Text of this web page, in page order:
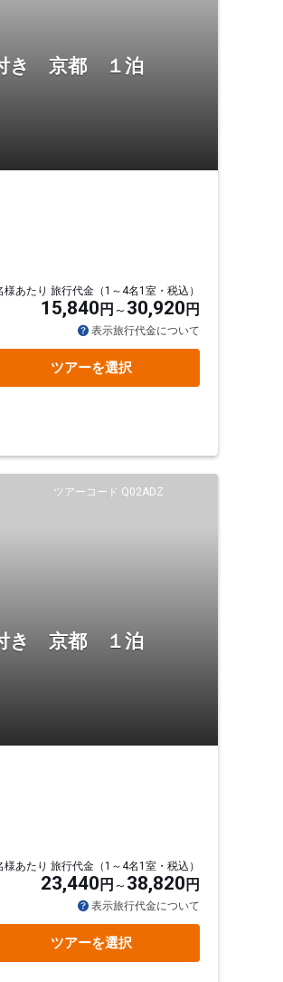
付き 京都 １泊
様あたり 旅行代金（1～4名1室・税込）
15,840 円 30,920 円
表示旅行代金について
ツアーを選択
ツアーコード Q02ADZ
付き 京都 １泊
様あたり 旅行代金（1～4名1室・税込）
23,440 円 38,820 円
表示旅行代金について
ツアーを選択